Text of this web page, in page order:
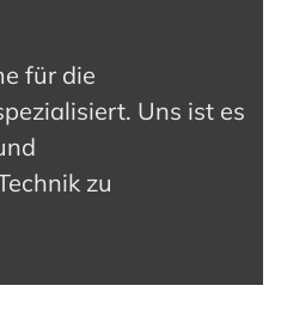
für die
. Uns ist es
zu